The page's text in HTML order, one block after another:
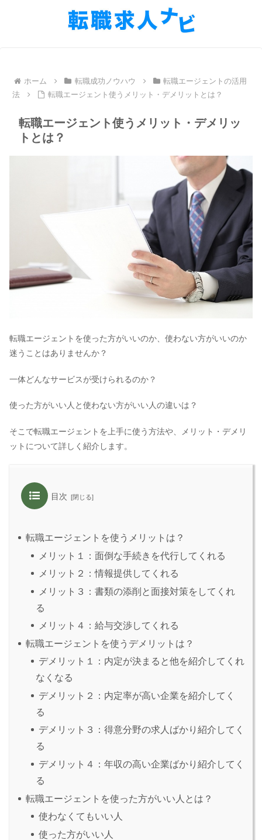
ホーム 転職成功ノウハウ
転職エージェントの活用
法
転職エージェント使うメリット・デメリットとは？
転職エージェント使うメリット・デメリッ
トとは？
転職エージェントを使った方がいいのか、使わない方がいいのか
迷うことはありませんか？
一体どんなサービスが受けられるのか？
使った方がいい人と使わない方がいい人の違いは？
そこで転職エージェントを上手に使う方法や、メリット・デメリ
ットについて詳しく紹介します。
目次
転職エージェントを使うメリットは？
メリット１：面倒な手続きを代行してくれる
メリット２：情報提供してくれる
メリット３：書類の添削と面接対策をしてくれ
る
メリット４：給与交渉してくれる
転職エージェントを使うデメリットは？
デメリット１：内定が決まると他を紹介してくれ
なくなる
デメリット２：内定率が高い企業を紹介してく
る
デメリット３：得意分野の求人ばかり紹介してく
る
デメリット４：年収の高い企業ばかり紹介してく
る
転職エージェントを使った方がいい人とは？
使わなくてもいい人
使った方がいい人